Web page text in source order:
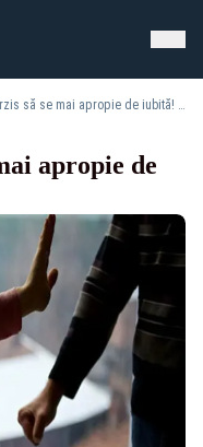
5 zile are interzis să se mai apropie de iubită! Vezi motivul
apropie de